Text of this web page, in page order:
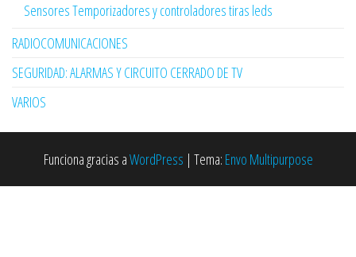
Sensores Temporizadores y controladores tiras leds
RADIOCOMUNICACIONES
SEGURIDAD: ALARMAS Y CIRCUITO CERRADO DE TV
VARIOS
Funciona gracias aWordPress | Tema: Envo Multipurpose